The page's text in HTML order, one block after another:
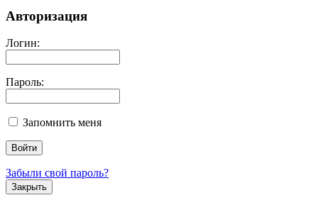
Авторизация
Логин:
Пароль:
Запомнить меня
Забыли свой пароль?
Закрыть